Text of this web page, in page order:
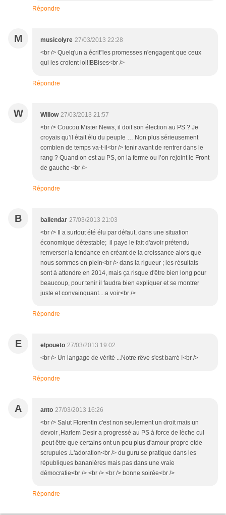
Répondre
M musicolyre 27/03/2013 22:28
<br /> Quelq'un a écrit"les promesses n'engagent que ceux
qui les croient lol!!BBises<br />
Répondre
W Willow 27/03/2013 21:57
<br /> Coucou Mister News, il doit son élection au PS ? Je
croyais qu’il était élu du peuple … Non plus sérieusement
combien de temps va-t-il<br /> tenir avant de rentrer dans le
rang ? Quand on est au PS, on la ferme ou l’on rejoint le Front
de gauche <br />
Répondre
B ballendar 27/03/2013 21:03
<br /> Il a surtout été élu par défaut, dans une situation
économique détestable; il paye le fait d'avoir prétendu
renverser la tendance en créant de la croissance alors que
nous sommes en plein<br /> dans la rigueur ; les résultats
sont à attendre en 2014, mais ça risque d'être bien long pour
beaucoup, pour tenir il faudra bien expliquer et se montrer
juste et convainquant....a voir<br />
Répondre
E elpoueto 27/03/2013 19:02
<br /> Un langage de vérité ...Notre rêve s'est barré !<br />
Répondre
A anto 27/03/2013 16:26
<br /> Salut Florentin c'est non seulement un droit mais un
devoir ,Harlem Desir a progressé au PS à force de lèche cul
,peut être que certains ont un peu plus d'amour propre etde
scrupules .L'adoration<br /> du guru se pratique dans les
républiques bananières mais pas dans une vraie
démocratie<br /> <br /> <br /> bonne soirée<br />
Répondre